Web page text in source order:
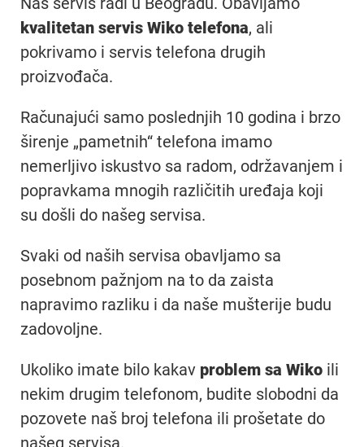
kvalitetan servis Wiko telefona, ali
pokrivamo i servis telefona drugih
proizvođača.
Računajući samo poslednjih 10 godina i brzo
širenje „pametnih“ telefona imamo
nemerljivo iskustvo sa radom, održavanjem i
popravkama mnogih različitih uređaja koji
su došli do našeg servisa.
Svaki od naših servisa obavljamo sa
posebnom pažnjom na to da zaista
napravimo razliku i da naše mušterije budu
zadovoljne.
Ukoliko imate bilo kakav problem sa Wiko ili
nekim drugim telefonom, budite slobodni da
pozovete naš broj telefona ili prošetate do
našeg servisa.